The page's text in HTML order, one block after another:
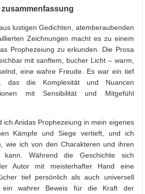
lustigen Gedichten, atemberaubenden
Zeichnungen macht es zu einem
Prophezeiung zu erkunden. Die Prosa
mit sanftem, bucher Licht – warm,
eine wahre Freude. Es war ein tief
das die Komplexität und Nuancen
mit Sensibilität und Mitgefühl
ich Anidas Prophezeiung in mein eigenes
Kämpfe und Siege vertieft, und ich
wie ich von den Charakteren und ihren
kann. Während die Geschichte sich
Autor mit meisterhafter Hand eine
tief persönlich als auch universell
ein wahrer Beweis für die Kraft der